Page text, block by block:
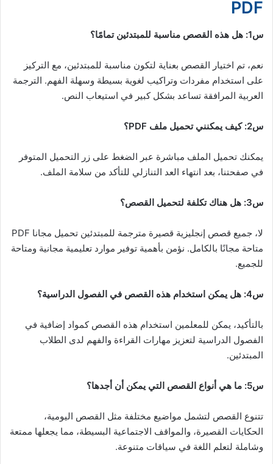
PDF
س1: هل هذه القصص مناسبة للمبتدئين تمامًا؟
نعم، تم اختيار القصص بعناية لتكون مناسبة للمبتدئين، مع التركيز
على استخدام مفردات وتراكيب لغوية بسيطة وسهلة الفهم. الترجمة
العربية المرافقة تساعد بشكل كبير في استيعاب النص.
س2: كيف يمكنني تحميل ملف PDF؟
يمكنك تحميل الملف مباشرة عبر الضغط على زر التحميل المتوفر
في صفحتنا، بعد انتهاء العد التنازلي للتأكد من سلامة الملف.
س3: هل هناك تكلفة لتحميل القصص؟
لا، جميع قصص إنجليزية قصيرة مترجمة للمبتدئين تحميل مجانا PDF
متاحة مجانًا بالكامل. نؤمن بأهمية توفير موارد تعليمية مجانية ومتاحة
للجميع.
س4: هل يمكن استخدام هذه القصص في الفصول الدراسية؟
بالتأكيد، يمكن للمعلمين استخدام هذه القصص كمواد إضافية في
الفصول الدراسية لتعزيز مهارات القراءة والفهم لدى الطلاب
المبتدئين.
س5: ما هي أنواع القصص التي يمكن أن أجدها؟
تتنوع القصص لتشمل مواضيع مختلفة مثل القصص اليومية،
الحكايات القصيرة، والمواقف الاجتماعية البسيطة، مما يجعلها ممتعة
وشاملة لتعلم اللغة في سياقات متنوعة.